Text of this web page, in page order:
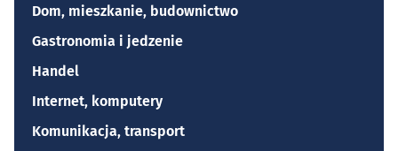
Dom, mieszkanie, budownictwo
Gastronomia i jedzenie
Handel
Internet, komputery
Komunikacja, transport